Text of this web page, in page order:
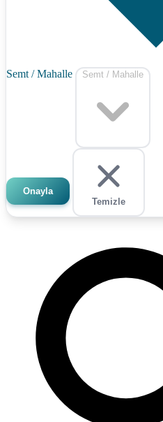
Semt / Mahalle Semt / Mahalle
Onayla
Temizle